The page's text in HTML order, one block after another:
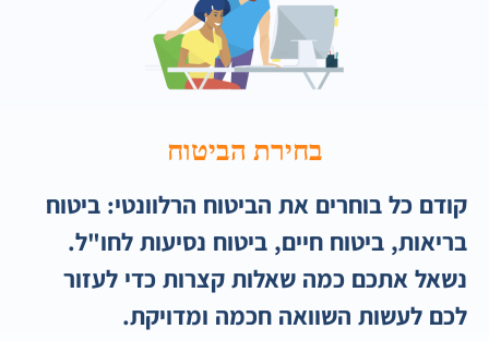
בחירת הביטוח
קודם כל בוחרים את הביטוח הרלוונטי: ביטוח
בריאות, ביטוח חיים, ביטוח נסיעות לחו"ל.
נשאל אתכם כמה שאלות קצרות כדי לעזור
לכם לעשות השוואה חכמה ומדויקת.